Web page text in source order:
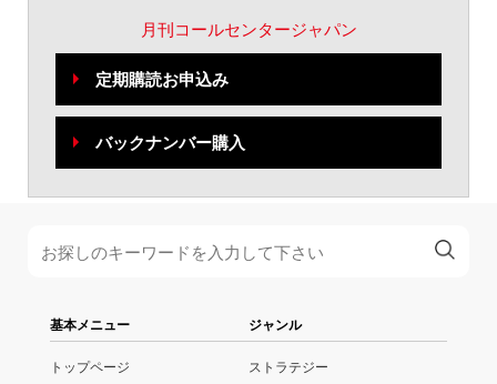
月刊コールセンタージャパン
定期購読お申込み
バックナンバー購入
基本メニュー
トップページ
ジャンル
ストラテジー